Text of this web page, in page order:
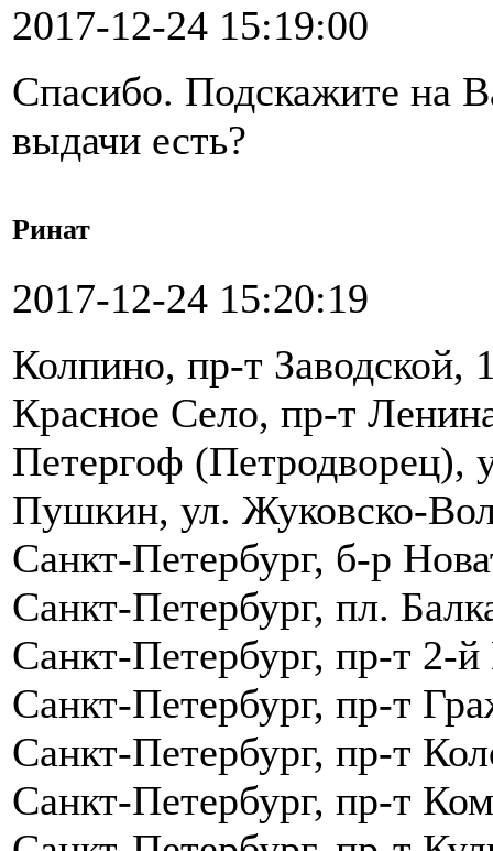
2017-12-24 15:19:00
Спасибо. Подскажите на
выдачи есть?
Ринат
2017-12-24 15:20:19
Колпино, пр-т Заводской,
Красное Село, пр-т
Петергоф (Петродворец),
Пушкин, ул. Жуковско-
Санкт-Петербург, б-р
Санкт-Петербург, пл.
Санкт-Петербург, пр-т 2-
Санкт-Петербург, пр-т
Санкт-Петербург, пр-т
Санкт-Петербург, пр-т